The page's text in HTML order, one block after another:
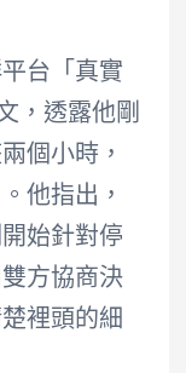
台「真實
，透露他剛
個小時，
他指出，
始針對停
方協商決
裡頭的細